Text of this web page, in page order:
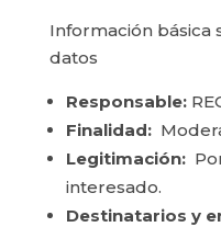
Información
datos
Responsable:
Finalidad:
Legitimación:
interesado.
Destinatarios y